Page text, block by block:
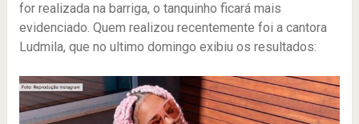
for realizada na barriga, o tanquinho ficará mais
evidenciado. Quem realizou recentemente foi a cantora
Ludmila, que no ultimo domingo exibiu os resultados: